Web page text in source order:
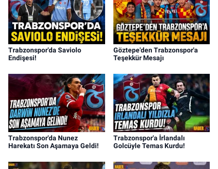
Trabzonspor'da Saviolo
Endişesi!
Göztepe'den Trabzonspor'a
Teşekkür Mesajı
Trabzonspor'da Nunez
Harekatı Son Aşamaya Geldi!
Trabzonspor'a İrlandalı
Golcüyle Temas Kurdu!